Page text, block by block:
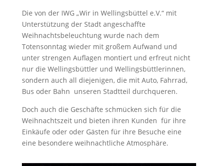
Die von der IWG „Wir in Wellingsbüttel e.V.“ mit
Unterstützung der Stadt angeschaffte
Weihnachtsbeleuchtung wurde nach dem
Totensonntag wieder mit großem Aufwand und
unter strengen Auflagen montiert und erfreut nicht
nur die Wellingsbüttler und Wellingsbüttlerinnen,
sondern auch all diejenigen, die mit Auto, Fahrrad,
Bus oder Bahn unseren Stadtteil durchqueren.
Doch auch die Geschäfte schmücken sich für die
Weihnachtszeit und bieten ihren Kunden für ihre
Einkäufe oder oder Gästen für ihre Besuche eine
eine besondere weihnachtliche Atmosphäre.